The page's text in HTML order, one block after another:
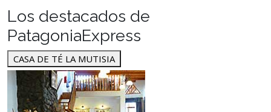
Los destacados de
PatagoniaExpress
CASA DE TÉ LA MUTISIA